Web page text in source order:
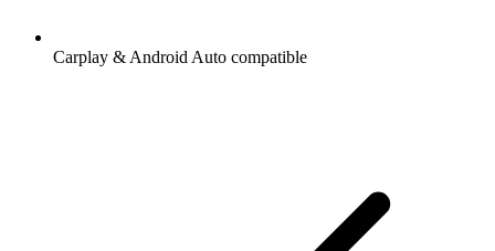
Carplay & Android Auto compatible